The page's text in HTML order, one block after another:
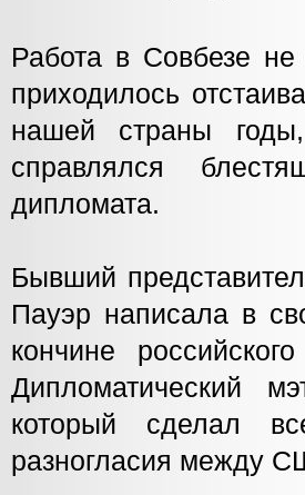
Работа в Совбезе
приходилось
нашей страны
справлялся
дипломата.
Бывший
Пауэр написала в
кончине
Дипломатический
который сделал
разногласия между